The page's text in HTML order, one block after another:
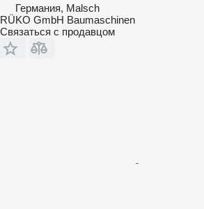
Германия, Malsch
RÜKO GmbH Baumaschinen
Связаться с продавцом